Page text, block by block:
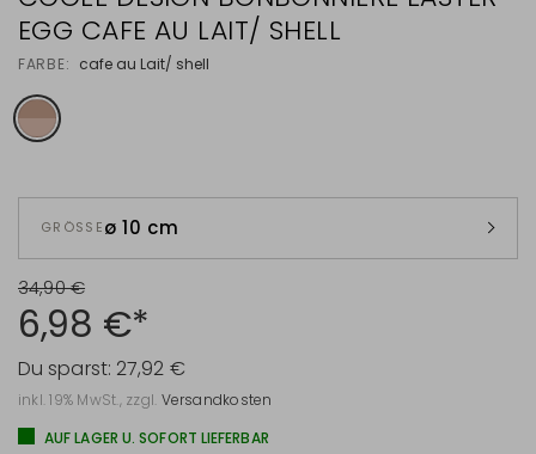
EGG CAFE AU LAIT/ SHELL
FARBE: cafe au Lait/ shell
GRÖSSE ø 10 cm
34,90 €
6,98 €*
Du sparst: 27,92 €
inkl. 19% MwSt., zzgl. Versandkosten
AUF LAGER U. SOFORT LIEFERBAR